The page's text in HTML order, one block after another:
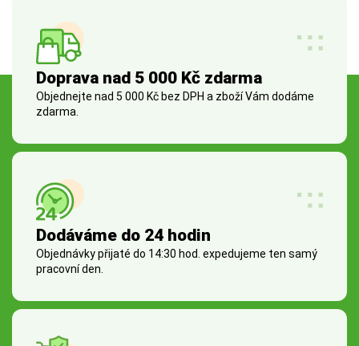
Doprava nad 5 000 Kč zdarma
Objednejte nad 5 000 Kč bez DPH a zboží Vám dodáme
zdarma.
Dodáváme do 24 hodin
Objednávky přijaté do 14:30 hod. expedujeme ten samý
pracovní den.